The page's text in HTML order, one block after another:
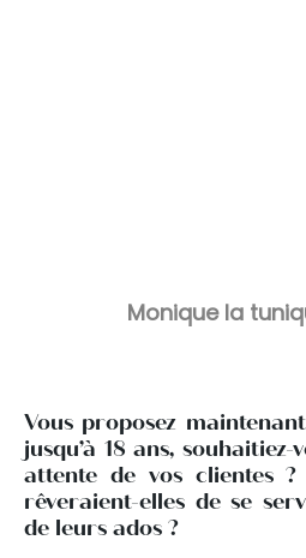
Monique la
Vous proposez
jusqu’à 18 ans,
attente de vos clientes ?
rêveraient-elles de se
de leurs ados ?